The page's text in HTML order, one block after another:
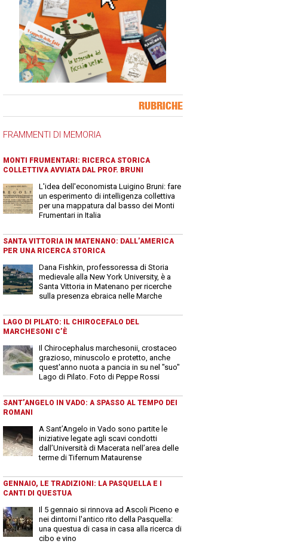
RUBRICHE
FRAMMENTI DI MEMORIA
MONTI FRUMENTARI: RICERCA STORICA
COLLETTIVA AVVIATA DAL PROF. BRUNI
L'idea dell'economista Luigino Bruni: fare
un esperimento di intelligenza collettiva
per una mappatura dal basso dei Monti
Frumentari in Italia
SANTA VITTORIA IN MATENANO: DALL’AMERICA
PER UNA RICERCA STORICA
Dana Fishkin, professoressa di Storia
medievale alla New York University, è a
Santa Vittoria in Matenano per ricerche
sulla presenza ebraica nelle Marche
LAGO DI PILATO: IL CHIROCEFALO DEL
MARCHESONI C’È
Il Chirocephalus marchesonii, crostaceo
grazioso, minuscolo e protetto, anche
quest'anno nuota a pancia in su nel "suo"
Lago di Pilato. Foto di Peppe Rossi
SANT’ANGELO IN VADO: A SPASSO AL TEMPO DEI
ROMANI
A Sant’Angelo in Vado sono partite le
iniziative legate agli scavi condotti
dall’Università di Macerata nell’area delle
terme di Tifernum Mataurense
GENNAIO, LE TRADIZIONI: LA PASQUELLA E I
CANTI DI QUESTUA
Il 5 gennaio si rinnova ad Ascoli Piceno e
nei dintorni l'antico rito della Pasquella:
una questua di casa in casa alla ricerca di
cibo e vino